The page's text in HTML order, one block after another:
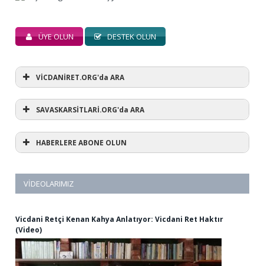
ÜYE OLUN DESTEK OLUN
VİCDANİRET.ORG'da ARA
SAVASKARSİTLARİ.ORG'da ARA
HABERLERE ABONE OLUN
VIDEOLARIMIZ
Vicdani Retçi Kenan Kahya Anlatıyor: Vicdani Ret Haktır
(Video)